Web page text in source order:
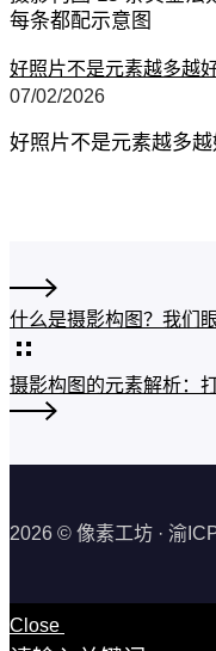
每条都配示意图
好照片不是元素越多越
07/02/2026
好照片不是元素越多
什么是摄影构图？我们
摄影构图的元素解析：
2026 © 像素工坊 · 渝
Close